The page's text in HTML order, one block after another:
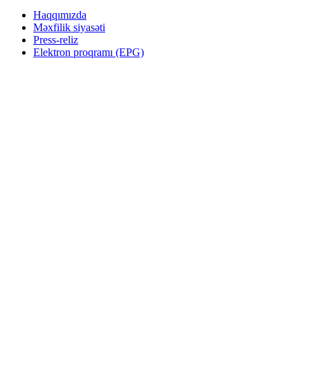
Haqqımızda
Məxfilik siyasəti
Press-reliz
Elektron proqramı (EPG)